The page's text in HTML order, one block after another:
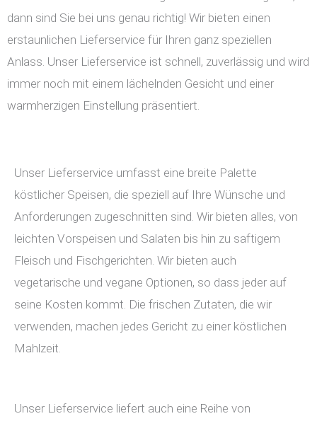
dann sind Sie bei uns genau richtig! Wir bieten einen
erstaunlichen Lieferservice für Ihren ganz speziellen
Anlass. Unser Lieferservice ist schnell, zuverlässig und wird
immer noch mit einem lächelnden Gesicht und einer
warmherzigen Einstellung präsentiert.
Unser Lieferservice umfasst eine breite Palette
köstlicher Speisen, die speziell auf Ihre Wünsche und
Anforderungen zugeschnitten sind. Wir bieten alles, von
leichten Vorspeisen und Salaten bis hin zu saftigem
Fleisch und Fischgerichten. Wir bieten auch
vegetarische und vegane Optionen, so dass jeder auf
seine Kosten kommt. Die frischen Zutaten, die wir
verwenden, machen jedes Gericht zu einer köstlichen
Mahlzeit.
Unser Lieferservice liefert auch eine Reihe von